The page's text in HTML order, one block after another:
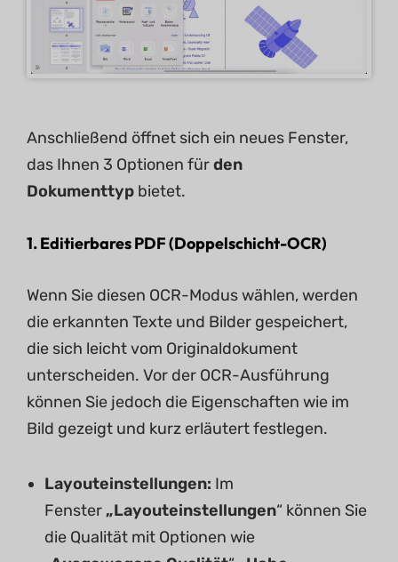
Anschließend öffnet sich ein neues Fenster,
das Ihnen 3 Optionen fürden
Dokumenttyp bietet.
1.Editierbares PDF(Doppelschicht-OCR)
Wenn Sie diesen OCR-Modus wählen, werden
die erkannten Texte und Bilder gespeichert,
die sich leicht vom Originaldokument
unterscheiden. Vor der OCR-Ausführung
können Sie jedoch die Eigenschaften wie im
Bild gezeigt und kurz erläutert festlegen.
Layouteinstellungen: Im
Fenster „Layouteinstellungen“ können Sie
die Qualität mit Optionen wie